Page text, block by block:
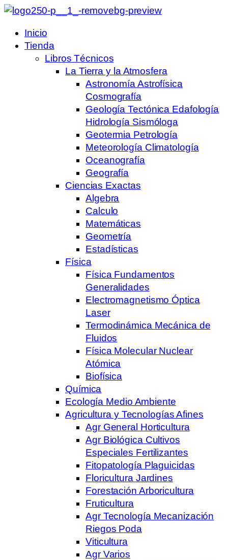
Inicio
Tienda
Libros Técnicos
La Tierra y la Atmosfera
Astronomía Astrofísica
Cosmografía
Geología Tectónica Edafología
Hidrología Sismóloga
Geotermia Petrología
Meteorología Climatología
Oceanografía
Geografía
Ciencias Exactas
Algebra
Calculo
Matemáticas
Geometría
Estadísticas
Física
Física Fundamentos
Generalidades
Electromagnetismo Óptica
Laser
Termodinámica Mecánica de
Fluidos
Física Molecular Nuclear
Atómica
Biofísica
Química
Ecología Medio Ambiente
Agricultura y Tecnologías Afines
Agr General Horticultura
Agr Biológica Cultivos
Especiales Fertilizantes
Fitopatología Plaguicidas
Floricultura Jardines
Forestación Arboricultura
Fruticultura
Agr Tecnología Mecanización
Riegos Poda
Viticultura
Agr Varios